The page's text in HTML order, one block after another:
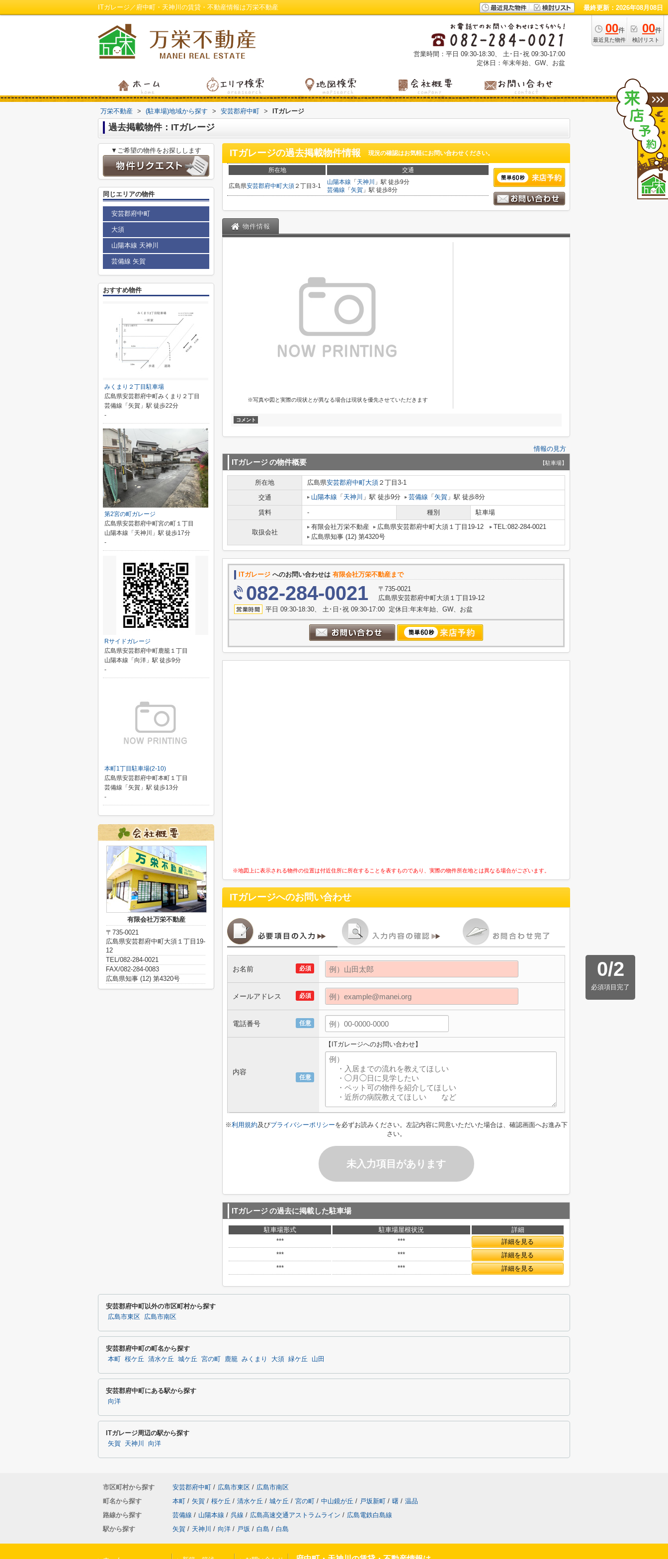
ITガレージ／府中町・天神川の賃貸・不動産情報は万栄不動産 最終更新：2026年08月08日
00件
最近見た物件
00件
検討リスト
営業時間：平日 09:30-18:30、 土･日･祝 09:30-17:00
定休日：年末年始、GW、お盆
万栄不動産 > (駐車場)地域から探す > 安芸郡府中町 > ITガレージ
過去掲載物件：ITガレージ
ITガレージの過去掲載物件情報 現況の確認はお気軽にお問い合わせください。
所在地 交通
広島県安芸郡府中町大須 ２丁目3-1
山陽本線 「 天神川
」駅 徒歩9分
芸備線 「 矢賀 」駅 徒歩8分
物件情報
※写真や図と実際の現状とが異なる場合は現状を優先させていただきます
コメント
情報の見方
ITガレージの物件概要 【駐車場】
所在地 広島県安芸郡府中町大須 ２丁目3-1
交通
山陽本線 「 天神川 」駅 徒歩9分 芸備線 「 矢賀 」駅 徒歩8分
賃料 - 種別 駐車場
取扱会社
有限会社万栄不動産 広島県安芸郡府中町大須１丁目19-12
TEL:082-284-0021
広島県知事 (12) 第4320号
ITガレージ へのお問い合わせは 有限会社万栄不動産まで
082-284-0021
〒735-0021
広島県安芸郡府中町大須１丁目19-12
平日 09:30-18:30、 土･日･祝 09:30-17:00 定休日:年末年始、GW、お盆
※地図上に表示される物件の位置は付近住所に所在することを表すものであり、実際の物件所在地とは異なる場合がございます。
ITガレージへのお問い合わせ
0/2
必須項目完了
必須
お名前
必須
メールアドレス
任意
電話番号
任意
内容
【ITガレージへのお問い合わせ】
※利用規約及びプライバシーポリシーを必ずお読みください。左記内容に同意いただいた場合は、確認画面へお進み下
さい。
未入力項目があります
ITガレージの過去に掲載した駐車場
駐車場形式 駐車場屋根状況
詳細
***
***
詳細を見る
***
***
詳細を見る
***
*** 詳細を見る
▼ご希望の物件をお探しします
同じエリアの物件
安芸郡府中町
大須
山陽本線 天神川
芸備線 矢賀
おすすめ物件
みくまり２丁目駐車場
広島県安芸郡府中町みくまり２丁目
芸備線「矢賀」駅 徒歩22分
-
第2宮の町ガレージ
広島県安芸郡府中町宮の町１丁目
山陽本線「天神川」駅 徒歩17分
-
Rサイドガレージ
広島県安芸郡府中町鹿籠１丁目
山陽本線「向洋」駅 徒歩9分
-
本町1丁目駐車場(2-10)
広島県安芸郡府中町本町１丁目
芸備線「矢賀」駅 徒歩13分
-
有限会社万栄不動産
〒735-0021
広島県安芸郡府中町大須１丁目19-
12
TEL/082-284-0021
FAX/082-284-0083
広島県知事 (12) 第4320号
安芸郡府中町以外の市区町村から探す
広島市東区 広島市南区
安芸郡府中町の町名から探す
本町 桜ケ丘 清水ケ丘 城ケ丘 宮の町 鹿籠 みくまり 大須 緑ケ丘 山田
安芸郡府中町にある駅から探す
向洋
ITガレージ周辺の駅から探す
矢賀 天神川 向洋
市区町村から探す 安芸郡府中町 / 広島市東区 / 広島市南区
町名から探す
本町 / 矢賀 / 桜ケ丘 / 清水ケ丘 / 城ケ丘 / 宮の町 / 中山鏡が丘 / 戸坂新町 / 曙 / 温品
路線から探す
芸備線 / 山陽本線 / 呉線 / 広島高速交通アストラムライン / 広島電鉄白島線
駅から探す
矢賀 / 天神川 / 向洋 / 戸坂 / 白島 / 白島